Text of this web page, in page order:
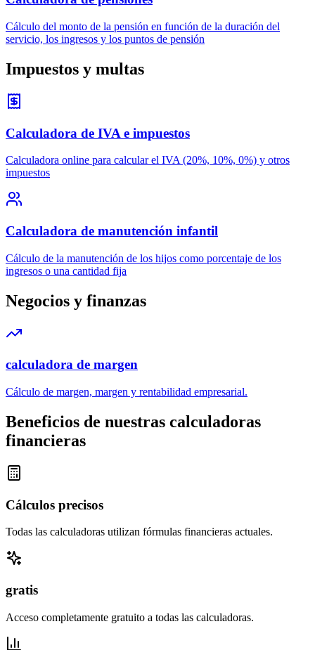
Cálculo del monto de la pensión en función de la duración del
servicio, los ingresos y los puntos de pensión
Impuestos y multas
Calculadora de IVA e impuestos
Calculadora online para calcular el IVA (20%, 10%, 0%) y otros
impuestos
Calculadora de manutención infantil
Cálculo de la manutención de los hijos como porcentaje de los
ingresos o una cantidad fija
Negocios y finanzas
calculadora de margen
Cálculo de margen, margen y rentabilidad empresarial.
Beneficios de nuestras calculadoras
financieras
Cálculos precisos
Todas las calculadoras utilizan fórmulas financieras actuales.
gratis
Acceso completamente gratuito a todas las calculadoras.